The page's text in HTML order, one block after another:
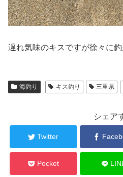
遅れ気味のキスですが徐々に釣
海釣り キス釣り 三重県
シェア
Twitter
Pocket